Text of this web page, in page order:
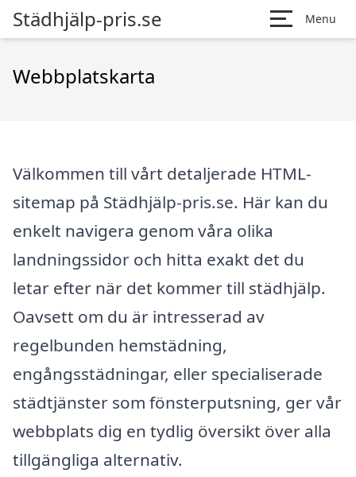
Städhjälp-pris.se Menu
Webbplatskarta
Välkommen till vårt detaljerade HTML-
sitemap på Städhjälp-pris.se. Här kan du
enkelt navigera genom våra olika
landningssidor och hitta exakt det du
letar efter när det kommer till städhjälp.
Oavsett om du är intresserad av
regelbunden hemstädning,
engångsstädningar, eller specialiserade
städtjänster som fönsterputsning, ger vår
webbplats dig en tydlig översikt över alla
tillgängliga alternativ.